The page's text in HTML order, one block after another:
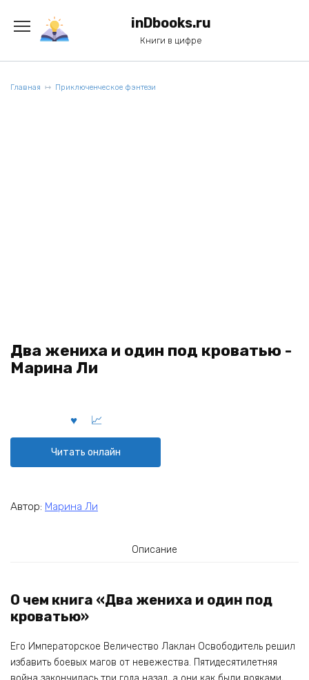
содержанию
inDbooks.ru
Книги в цифре
Главная Приключенческое фэнтези
Два жениха и один под кроватью -
Марина Ли
Читать онлайн
Автор: Марина Ли
Описание
О чем книга «Два жениха и один под
кроватью»
Его Императорское Величество Лаклан Освободитель решил
избавить боевых магов от невежества. Пятидесятилетняя